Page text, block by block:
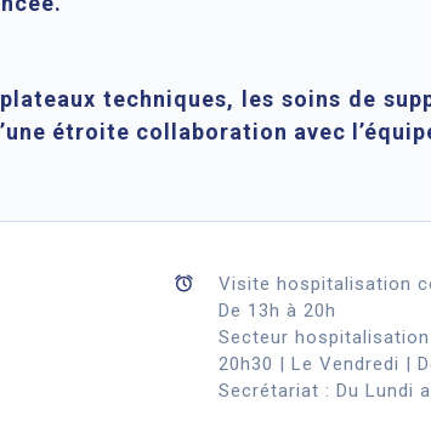
techniques, les soins de
étroite collaboration avec
Visite hospitalisation
De 13h à 20h
Secteur
20h30 | Le Vendredi |
Secrétariat : Du Lundi